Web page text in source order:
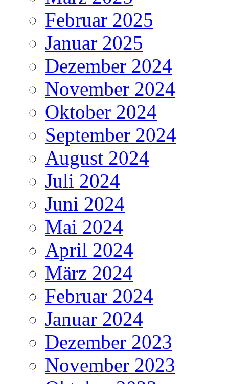
Februar 2025
Januar 2025
Dezember 2024
November 2024
Oktober 2024
September 2024
August 2024
Juli 2024
Juni 2024
Mai 2024
April 2024
März 2024
Februar 2024
Januar 2024
Dezember 2023
November 2023